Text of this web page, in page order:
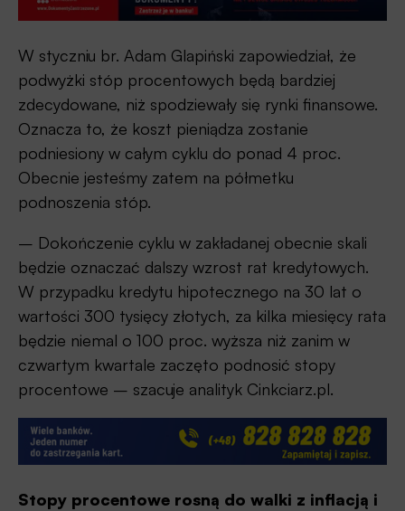
W styczniu br. Adam Glapiński zapowiedział, że
podwyżki stóp procentowych będą bardziej
zdecydowane, niż spodziewały się rynki finansowe.
Oznacza to, że koszt pieniądza zostanie
podniesiony w całym cyklu do ponad 4 proc.
Obecnie jesteśmy zatem na półmetku
podnoszenia stóp.
– Dokończenie cyklu w zakładanej obecnie skali
będzie oznaczać dalszy wzrost rat kredytowych.
W przypadku kredytu hipotecznego na 30 lat o
wartości 300 tysięcy złotych, za kilka miesięcy rata
będzie niemal o 100 proc. wyższa niż zanim w
czwartym kwartale zaczęto podnosić stopy
procentowe – szacuje analityk Cinkciarz.pl.
Stopy procentowe rosną do walki z inflacją i